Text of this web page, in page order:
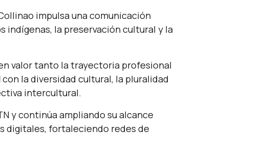
impulsa una comunicación
indígenas, la preservación cultural y la
valor tanto la trayectoria profesional
la diversidad cultural, la pluralidad
intercultural.
y continúa ampliando su alcance
digitales, fortaleciendo redes de